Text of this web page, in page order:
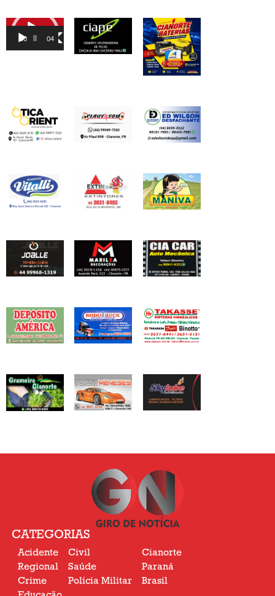
Tocador
vídeo
00:00 04:46
CATEGORIAS
Acidente
Regional
Crime
Civil
Saúde
Polícia Militar
Cianorte
Paraná
Brasil